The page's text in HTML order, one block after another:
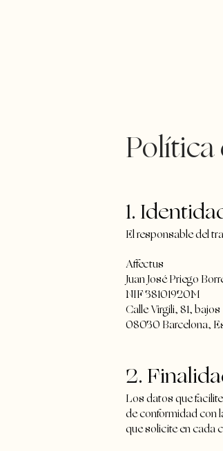
1.
El responsable del
Affectus
Juan José Priego
NIF 38101920M
Calle Virgili, 81, bajos
08030 Barcelona,
2.
Los datos que
de conformidad con
que solicite en cada